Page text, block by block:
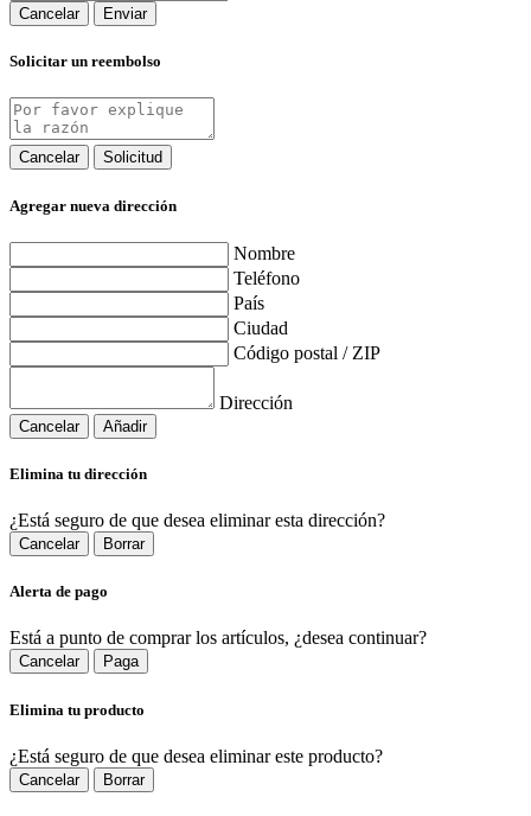
Cancelar Enviar
Solicitar un reembolso
Cancelar Solicitud
Agregar nueva dirección
Nombre
Teléfono
País
Ciudad
Código postal / ZIP
Dirección
Cancelar Añadir
Elimina tu dirección
¿Está seguro de que desea eliminar esta dirección?
Cancelar Borrar
Alerta de pago
Está a punto de comprar los artículos, ¿desea continuar?
Cancelar Paga
Elimina tu producto
¿Está seguro de que desea eliminar este producto?
Cancelar Borrar